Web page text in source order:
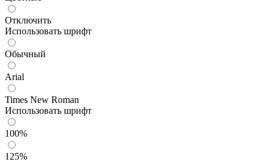
Отключить
Использовать шрифт
Обычный
Arial
Times New Roman
Использовать шрифт
100%
125%